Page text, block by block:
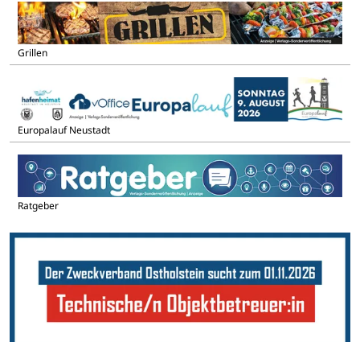
Grillen
Europalauf Neustadt
Ratgeber